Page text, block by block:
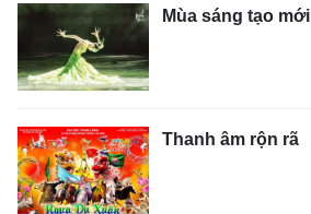
Mùa sáng tạo mới
Thanh âm rộn rã